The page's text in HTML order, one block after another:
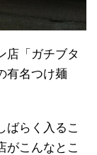
店「ガチブタ
有名つけ麺
ばらく入るこ
がこんなとこ